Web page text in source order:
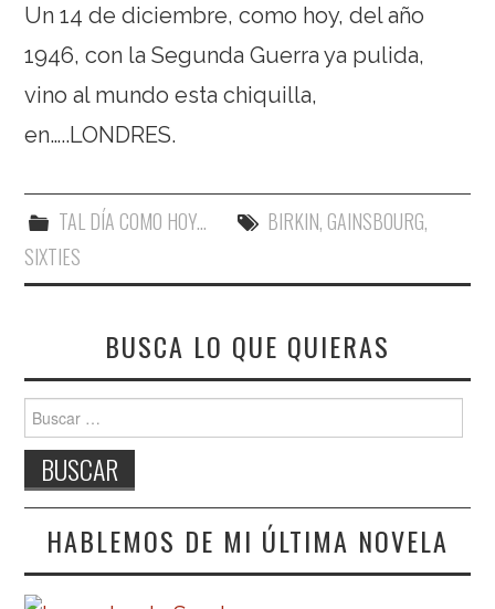
Un 14 de diciembre, como hoy, del año
1946, con la Segunda Guerra ya pulida,
vino al mundo esta chiquilla,
en…..LONDRES.
TAL DÍA COMO HOY... BIRKIN, GAINSBOURG,
SIXTIES
BUSCA LO QUE QUIERAS
Buscar:
HABLEMOS DE MI ÚLTIMA NOVELA